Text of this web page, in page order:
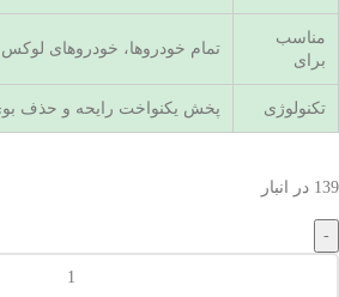
مناسب
برای
تمام خودروها، خودروهای
تکنولوژی پخش یکنواخت رایحه و حذف
139 در انبار